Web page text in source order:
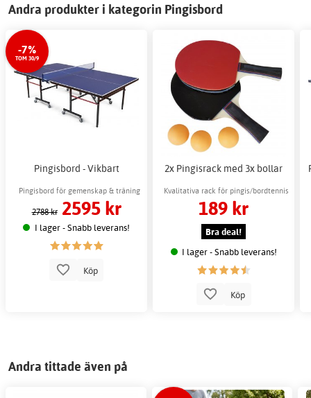
Andra produkter i kategorin Pingisbord
-7%
TOM 30/9
Pingisbord - Vikbart
Pingisbord för gemenskap & träning
2788 kr 2595 kr
I lager - Snabb leverans!
Köp
2x Pingisrack med 3x bollar
Kvalitativa rack för pingis/bordtennis
189 kr
Bra deal!
I lager - Snabb leverans!
Köp
Andra tittade även på